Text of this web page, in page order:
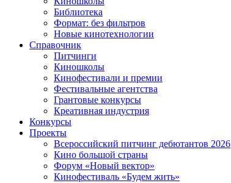
Библиотека
Формат: без фильтров
Новые кинотехнологии
Справочник
Питчинги
Киношколы
Кинофестивали и премии
Фестивальные агентства
Грантовые конкурсы
Креативная индустрия
Конкурсы
Проекты
Всероссийский питчинг дебютантов 2026
Кино большой страны
Форум «Новый вектор»
Кинофестиваль «Будем жить»